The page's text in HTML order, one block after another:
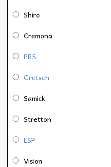
Shiro
Cremona
PRS
Gretsch
Samick
Stretton
ESP
Vision